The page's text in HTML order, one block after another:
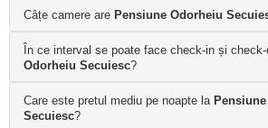
Câțe camere are Pensiune Odorheiu
În ce interval se poate face check-in și
Odorheiu Secuiesc?
Care este pretul mediu pe noapte la
Secuiesc?